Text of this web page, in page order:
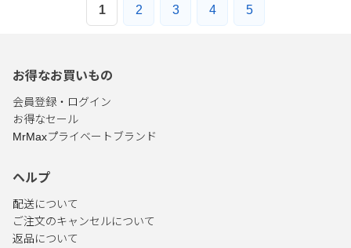
1 2 3 4 5
お得なお買いもの
会員登録・ログイン
お得なセール
MrMaxプライベートブランド
ヘルプ
配送について
ご注文のキャンセルについて
返品について